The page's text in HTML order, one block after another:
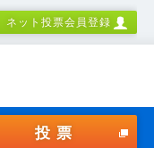
ネット投票会員登録
投票